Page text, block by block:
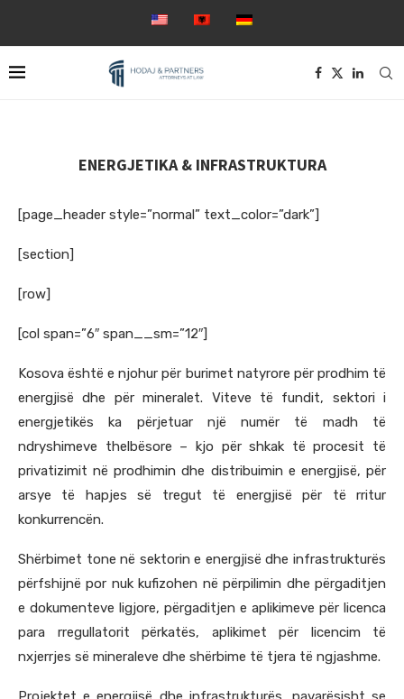
ENERGJETIKA & INFRASTRUKTURA
[page_header style=”normal” text_color=”dark”]
[section]
[row]
[col span=”6″ span__sm=”12″]
Kosova është e njohur për burimet natyrore për prodhim të
energjisë dhe për mineralet. Viteve të fundit, sektori i
energjetikës ka përjetuar një numër të madh të
ndryshimeve thelbësore – kjo për shkak të procesit të
privatizimit në prodhimin dhe distribuimin e energjisë, për
arsye të hapjes së tregut të energjisë për të rritur
konkurrencën.
Shërbimet tone në sektorin e energjisë dhe infrastrukturës
përfshijnë por nuk kufizohen në përpilimin dhe përgaditjen
e dokumenteve ligjore, përgaditjen e aplikimeve për licenca
para rregullatorit përkatës, aplikimet për licencim të
nxjerrjes së mineraleve dhe shërbime të tjera të ngjashme.